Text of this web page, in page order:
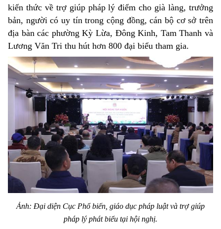
kiến thức về trợ giúp pháp lý điểm cho già làng, trưởng
bản, người có uy tín trong cộng đồng, cán bộ cơ sở trên
địa bàn các phường Kỳ Lừa, Đông Kinh, Tam Thanh và
Lương Văn Tri thu hút hơn 800 đại biểu tham gia.
Ảnh: Đại diện Cục Phổ biến, giáo dục pháp luật và trợ giúp
pháp lý phát biểu tại hội nghị.